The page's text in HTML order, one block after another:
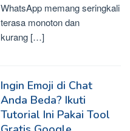
WhatsApp memang seringkali
terasa monoton dan
kurang […]
Ingin Emoji di Chat
Anda Beda? Ikuti
Tutorial Ini Pakai Tool